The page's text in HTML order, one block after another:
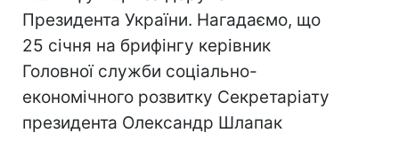
Президента України. Нагадаємо, що
25 січня на брифінгу керівник
Головної служби соціально-
економічного розвитку Секретаріату
президента Олександр Шлапак